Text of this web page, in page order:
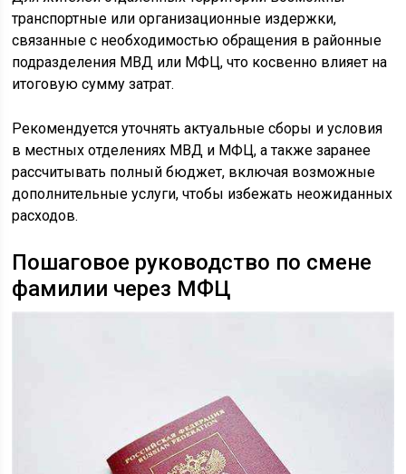
транспортные или организационные издержки,
связанные с необходимостью обращения в районные
подразделения МВД или МФЦ, что косвенно влияет на
итоговую сумму затрат.
Рекомендуется уточнять актуальные сборы и условия
в местных отделениях МВД и МФЦ, а также заранее
рассчитывать полный бюджет, включая возможные
дополнительные услуги, чтобы избежать неожиданных
расходов.
Пошаговое руководство по смене
фамилии через МФЦ